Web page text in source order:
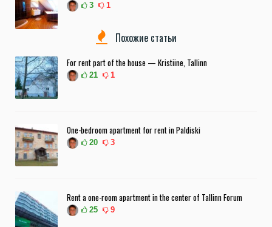
3 1
Похожие статьи
For rent part of the house — Kristiine, Tallinn
21 1
One-bedroom apartment for rent in Paldiski
20 3
Rent a one-room apartment in the center of Tallinn Forum
25 9